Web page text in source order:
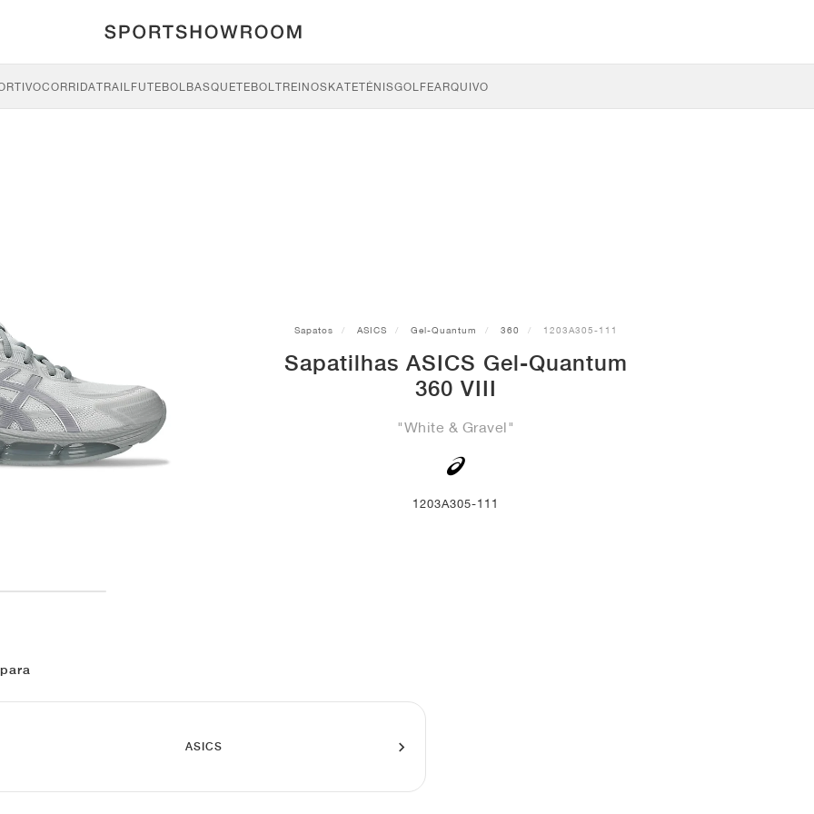
CORRIDATRAILFUTEBOLBASQUETEBOLTREINOSKATETÉNISGOLFEARQUIVO
Sapatos ASICS Gel-Quantum 360 1203A305-111
Sapatilhas ASICS Gel-Quantum
360 VIII
"White & Gravel"
1203A305-111
ASICS